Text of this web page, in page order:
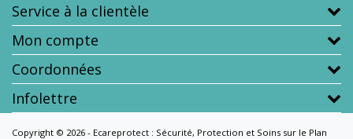
Service à la clientèle
Mon compte
Coordonnées
Infolettre
Copyright © 2026 - Ecareprotect : Sécurité, Protection et Soins sur le Plan